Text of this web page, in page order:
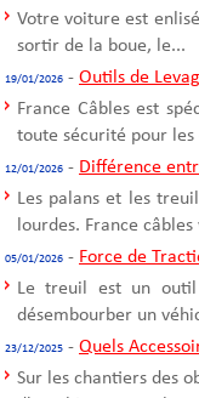
Votre voiture est
sortir de la boue, le...
19/01/2026 - Outils de
France Câbles est
toute sécurité pour les
12/01/2026 - Différence
Les palans et les
lourdes. France
05/01/2026 - Force de
Le treuil est un
désembourber un
23/12/2025 - Quels
Sur les chantiers des